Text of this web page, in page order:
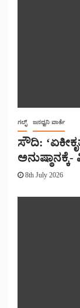
ಗಲ್ಫ್ ಜನಧ್ವನಿ ವಾರ್ತೆ
ಸೌದಿ:
ಅನುಷ್ಠಾನಕ್ಕೆ-
8th July 2026